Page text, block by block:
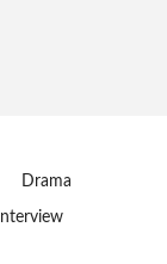
Drama
Interview